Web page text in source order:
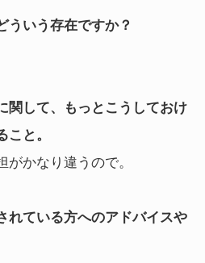
ういう存在ですか？
関して、もっとこうしておけ
と。
かなり違うので。
れている方へのアドバイスや